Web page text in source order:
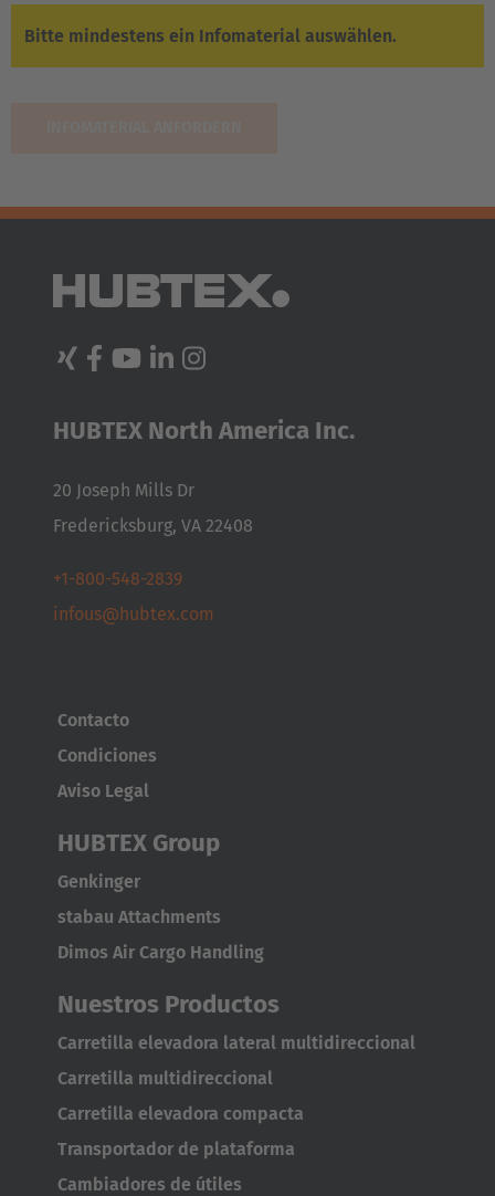
Bitte mindestens ein Infomaterial auswählen.
HUBTEX North America Inc.
20 Joseph Mills Dr
Fredericksburg, VA 22408
+1-800-548-2839
infous@hubtex.com
Contacto
Condiciones
Aviso Legal
HUBTEX Group
Genkinger
stabau Attachments
Dimos Air Cargo Handling
Nuestros Productos
Carretilla elevadora lateral multidireccional
Carretilla multidireccional
Carretilla elevadora compacta
Transportador de plataforma
Cambiadores de útiles